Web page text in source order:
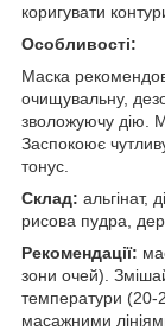
коригувати
Особливості:
Маска
очищувальну,
зволожуючу дію.
Заспокоює
тонус.
Склад: альгінат,
рисова пудра,
Рекомендації:
зони очей).
температури (20-
масажними